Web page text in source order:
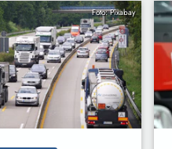
Foto: Pixabay